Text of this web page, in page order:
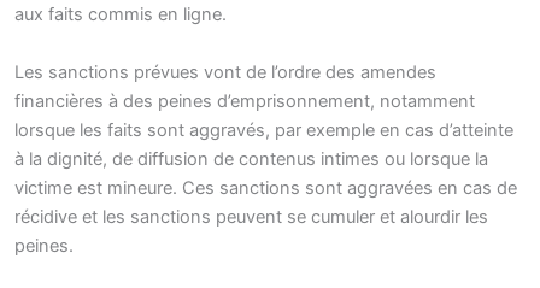
aux faits commis en ligne.
Les sanctions prévues vont de l’ordre des amendes
financières à des peines d’emprisonnement, notamment
lorsque les faits sont aggravés, par exemple en cas d’atteinte
à la dignité, de diffusion de contenus intimes ou lorsque la
victime est mineure. Ces sanctions sont aggravées en cas de
récidive et les sanctions peuvent se cumuler et alourdir les
peines.